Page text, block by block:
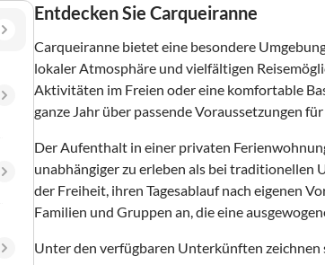
Entdecken Sie Carqueiranne
Carqueiranne bietet eine besondere
lokaler Atmosphäre und vielfältigen
Aktivitäten im Freien oder eine komfortable
ganze Jahr über passende Voraussetzungen
Der Aufenthalt in einer privaten
unabhängiger zu erleben als bei
der Freiheit, ihren Tagesablauf nach eigenen
Familien und Gruppen an, die eine
Unter den verfügbaren Unterkünften